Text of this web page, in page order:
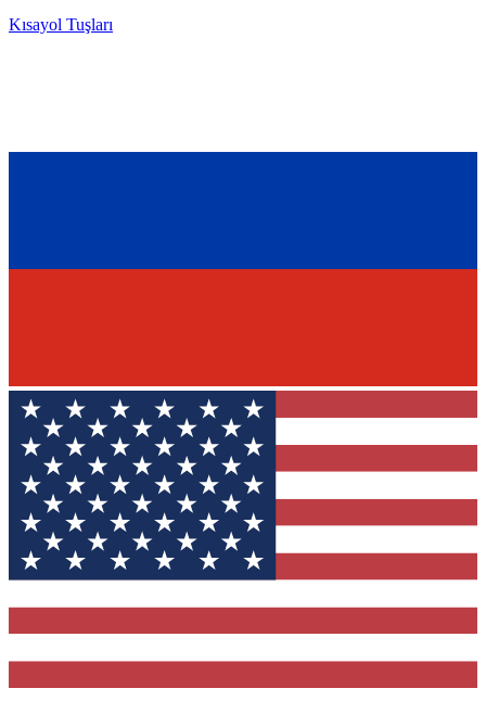
Kısayol Tuşları